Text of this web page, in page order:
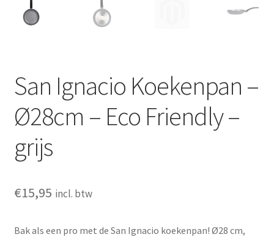
Sport
San Ignacio Koekenpan –
Ø28cm – Eco Friendly –
grijs
€15,95 incl. btw
Bak als een pro met de San Ignacio koekenpan! Ø28 cm,